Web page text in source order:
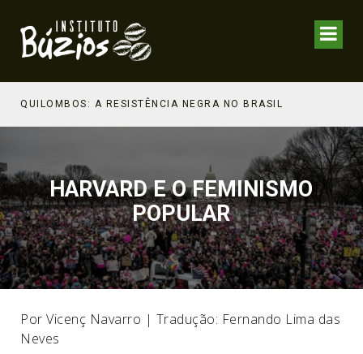
QUILOMBOS: A RESISTÊNCIA NEGRA NO BRASIL
HARVARD E O FEMINISMO
POPULAR
Por Vicenç Navarro | Tradução: Fernando Lima das
Neves